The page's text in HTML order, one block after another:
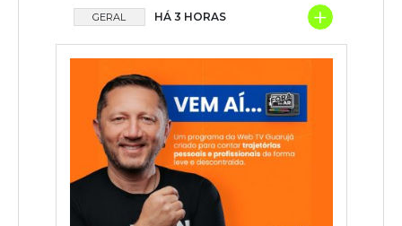
GERAL HÁ 3 HORAS +